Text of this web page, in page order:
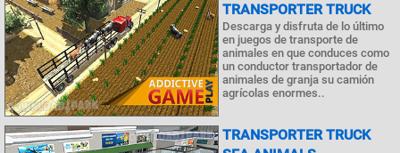
TRANSPORTER TRUCK
Descarga y disfruta de lo último
en juegos de transporte de
animales en que conduces como
un conductor transportador de
animales de granja su camión
agrícolas enormes..
TRANSPORTER TRUCK